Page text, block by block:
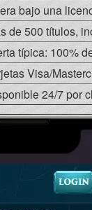
bajo una
de 500 títulos,
típica: 100%
Visa/
24/7 por